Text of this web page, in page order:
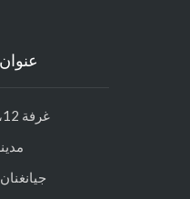
عنوان
مدينة عمودي
جيانغنان جنوب